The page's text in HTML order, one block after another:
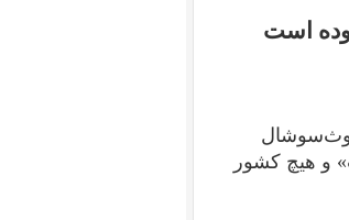
است
اجتماعی تروث‌سوشال
و هیچ کشور